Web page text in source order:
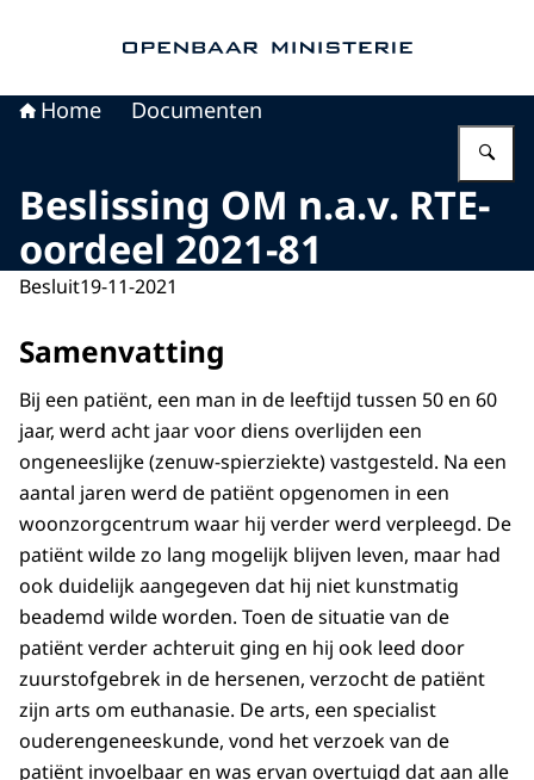
Home Documenten
Beslissing OM n.a.v. RTE-
oordeel 2021-81
Besluit19-11-2021
Samenvatting
Bij een patiënt, een man in de leeftijd tussen 50 en 60
jaar, werd acht jaar voor diens overlijden een
ongeneeslijke (zenuw-spierziekte) vastgesteld. Na een
aantal jaren werd de patiënt opgenomen in een
woonzorgcentrum waar hij verder werd verpleegd. De
patiënt wilde zo lang mogelijk blijven leven, maar had
ook duidelijk aangegeven dat hij niet kunstmatig
beademd wilde worden. Toen de situatie van de
patiënt verder achteruit ging en hij ook leed door
zuurstofgebrek in de hersenen, verzocht de patiënt
zijn arts om euthanasie. De arts, een specialist
ouderengeneeskunde, vond het verzoek van de
patiënt invoelbaar en was ervan overtuigd dat aan alle